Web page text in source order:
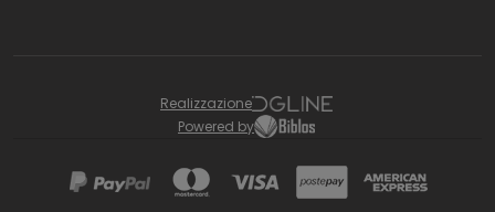
Realizzazione
Powered by